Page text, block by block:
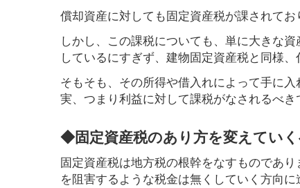
償却資産に対しても固定資産税が課されて
しかし、この課税についても、単に大きな
しているにすぎず、建物固定資産税と同様、
そもそも、その所得や借入れによって手に
実、つまり利益に対して課税がなされるべき
◆固定資産税のあり方を変えてい
固定資産税は地方税の根幹をなすものであ
を阻害するような税金は無くしていく方向に